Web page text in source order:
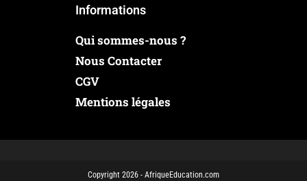
Informations
Qui sommes-nous ?
Nous Contacter
CGV
Mentions légales
Copyright 2026 - AfriqueEducation.com